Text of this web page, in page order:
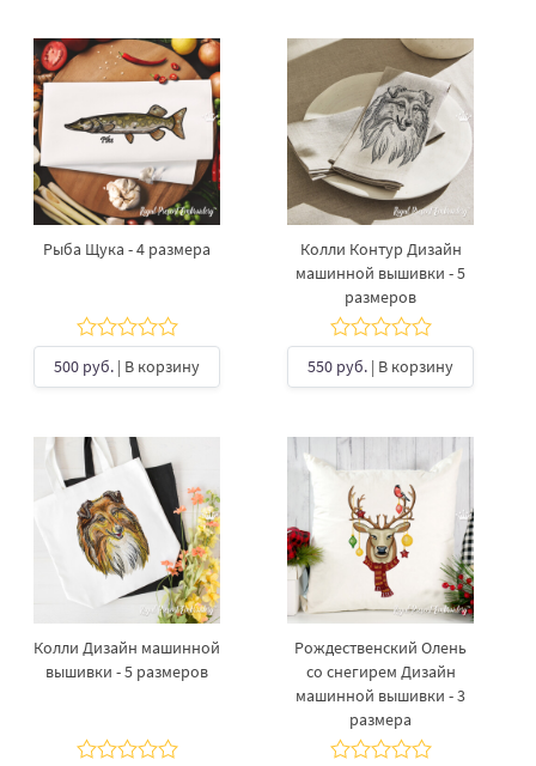
Рыба Щука - 4 размера
500 руб. | В корзину
Колли Контур Дизайн
машинной вышивки - 5
размеров
550 руб. | В корзину
Колли Дизайн машинной
вышивки - 5 размеров
Рождественский Олень
со снегирем Дизайн
машинной вышивки - 3
размера